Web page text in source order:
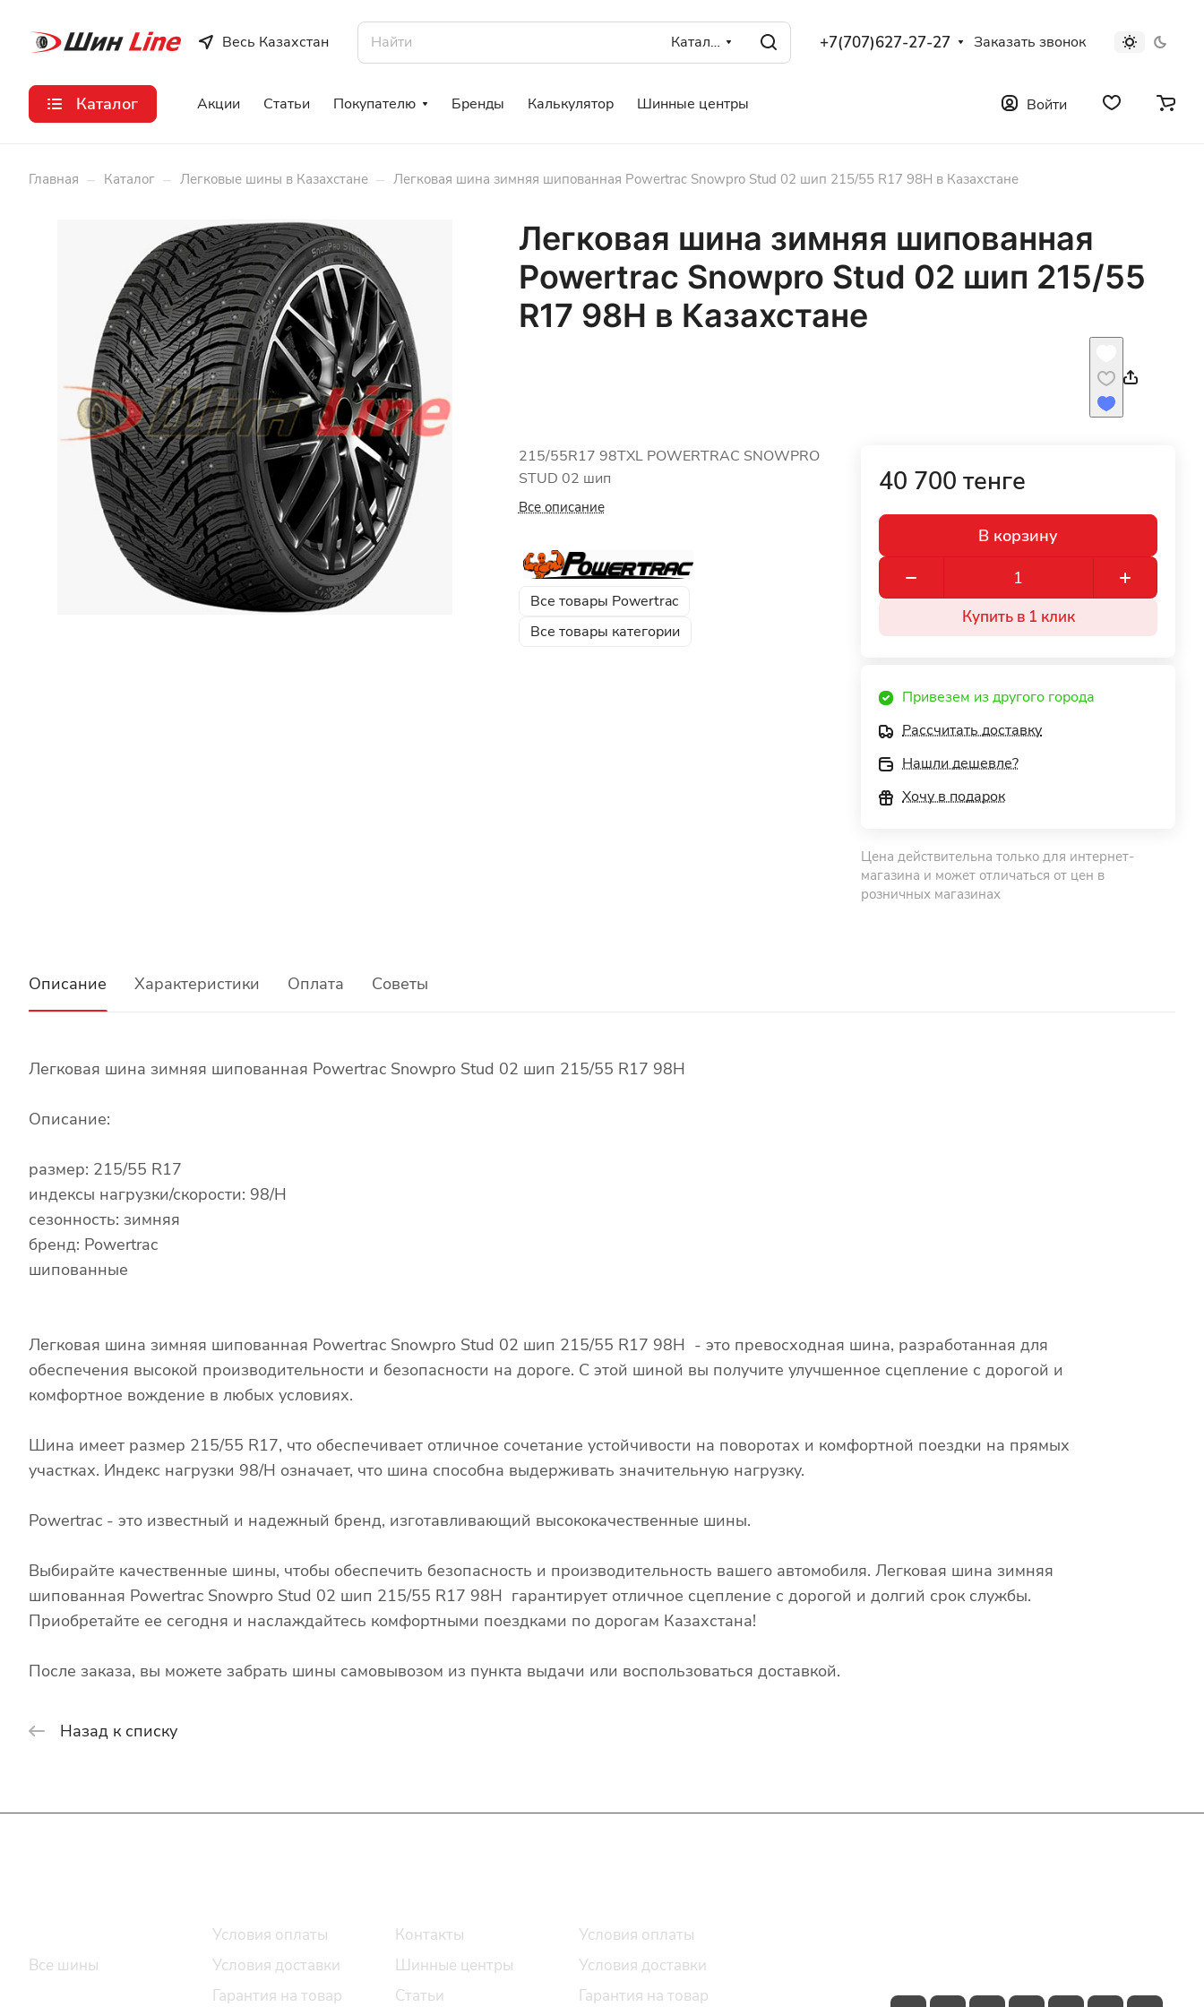
Весь Казахстан Каталог +7(707)627-27-27 Заказать звонок
Каталог Акции Статьи Покупателю Бренды Калькулятор Шинные центры Войти
Главная – Каталог – Легковые шины в Казахстане – Легковая шина зимняя шипованная Powertrac Snowpro Stud 02 шип 215/55 R17 98H в Казахстане
Легковая шина зимняя шипованная
Powertrac Snowpro Stud 02 шип 215/55
R17 98H в Казахстане
215/55R17 98TXL POWERTRAC SNOWPRO
STUD 02 шип
Все описание
Все товары Powertrac
Все товары категории
40 700 тенге
В корзину
Купить в 1 клик
Привезем из другого города
Рассчитать доставку
Нашли дешевле?
Хочу в подарок
Цена действительна только для интернет-
магазина и может отличаться от цен в
розничных магазинах
Описание Характеристики Оплата Советы
Легковая шина зимняя шипованная Powertrac Snowpro Stud 02 шип 215/55 R17 98H
Описание:
размер: 215/55 R17
индексы нагрузки/скорости: 98/H
сезонность: зимняя
бренд: Powertrac
шипованные
Легковая шина зимняя шипованная Powertrac Snowpro Stud 02 шип 215/55 R17 98H - это превосходная шина, разработанная для
обеспечения высокой производительности и безопасности на дороге. С этой шиной вы получите улучшенное сцепление с дорогой и
комфортное вождение в любых условиях.
Шина имеет размер 215/55 R17, что обеспечивает отличное сочетание устойчивости на поворотах и комфортной поездки на прямых
участках. Индекс нагрузки 98/H означает, что шина способна выдерживать значительную нагрузку.
Powertrac - это известный и надежный бренд, изготавливающий высококачественные шины.
Выбирайте качественные шины, чтобы обеспечить безопасность и производительность вашего автомобиля. Легковая шина зимняя
шипованная Powertrac Snowpro Stud 02 шип 215/55 R17 98H гарантирует отличное сцепление с дорогой и долгий срок службы.
Приобретайте ее сегодня и наслаждайтесь комфортными поездками по дорогам Казахстана!
После заказа, вы можете забрать шины самовывозом из пункта выдачи или воспользоваться доставкой.
Назад к списку
Все шины
Условия оплаты
Условия доставки
Гарантия на товар
Контакты
Шинные центры
Статьи
Условия оплаты
Условия доставки
Гарантия на товар